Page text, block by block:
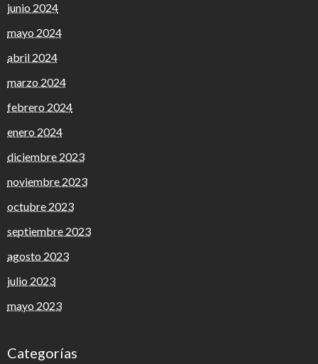
junio 2024
mayo 2024
abril 2024
marzo 2024
febrero 2024
enero 2024
diciembre 2023
noviembre 2023
octubre 2023
septiembre 2023
agosto 2023
julio 2023
mayo 2023
Categorías